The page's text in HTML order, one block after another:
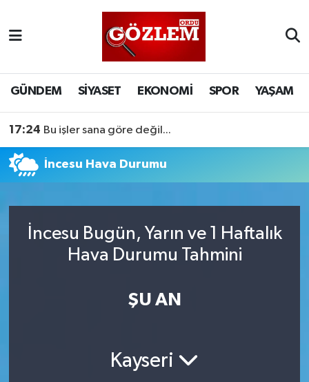
GÜNDEM SİYASET EKONOMİ SPOR YAŞAM
17:24 Bu işler sana göre değil...
İncesu Hava Durumu
İncesu Bugün, Yarın ve 1 Haftalık
Hava Durumu Tahmini
ŞU AN
Kayseri
SİYASET
EKONOMİ
SPOR
EĞİTİM
Ordu Nöbetçi Eczaneler
Ordu Hava Durumu
Ordu Namaz Vakitleri
Ordu Trafik Yoğunluk Haritası
Tüm Manşetler
Son Dakika Haberleri